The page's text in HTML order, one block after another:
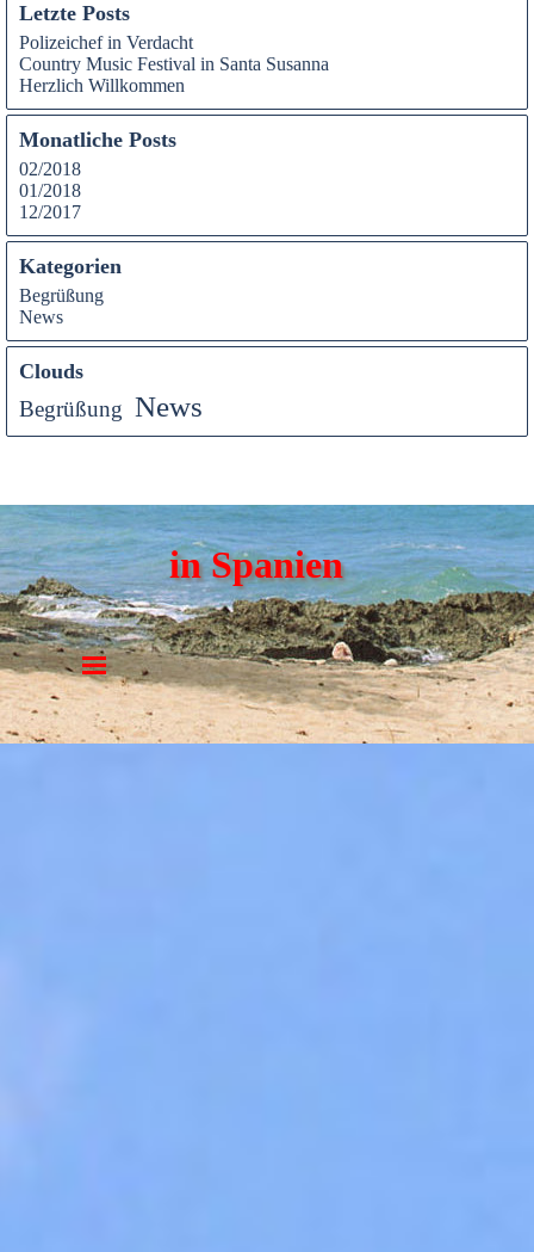
Letzte Posts
Polizeichef in Verdacht
Country Music Festival in Santa Susanna
Herzlich Willkommen
Monatliche Posts
02/2018
01/2018
12/2017
Kategorien
Begrüßung
News
Clouds
Begrüßung News
in Spanien